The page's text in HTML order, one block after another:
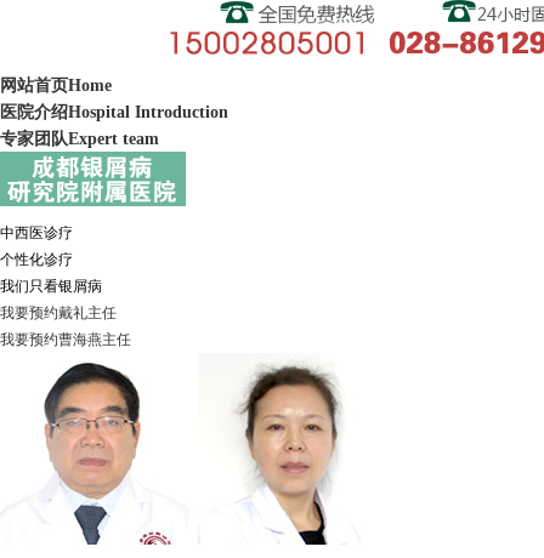
网站首页Home
医院介绍Hospital Introduction
专家团队Expert team
中西医诊疗
个性化诊疗
我们只看银屑病
我要预约戴礼主任
我要预约曹海燕主任